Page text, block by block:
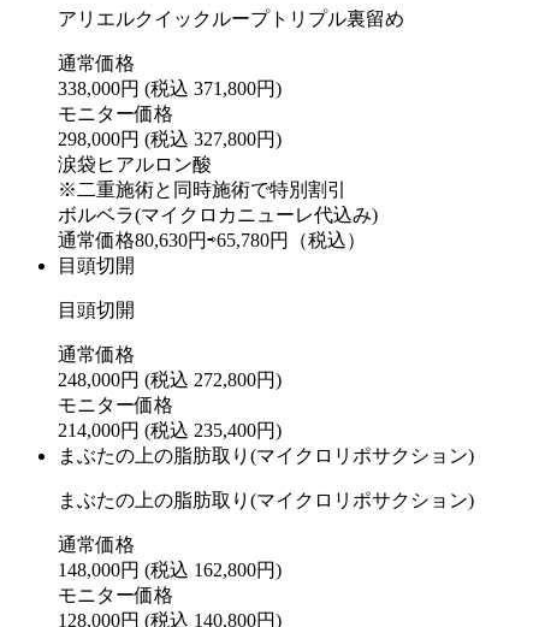
アリエルクイックループトリプル裏留め
通常価格
338,000円 (税込 371,800円)
モニター価格
298,000円 (税込 327,800円)
涙袋ヒアルロン酸
※二重施術と同時施術で特別割引
ボルベラ(マイクロカニューレ代込み)
通常価格80,630円⇨65,780円（税込）
目頭切開
目頭切開
通常価格
248,000円 (税込 272,800円)
モニター価格
214,000円 (税込 235,400円)
まぶたの上の脂肪取り(マイクロリポサクション)
まぶたの上の脂肪取り(マイクロリポサクション)
通常価格
148,000円 (税込 162,800円)
モニター価格
128,000円 (税込 140,800円)